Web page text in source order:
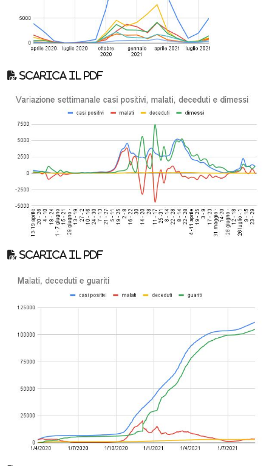
Scarica il pdf
Scarica il pdf